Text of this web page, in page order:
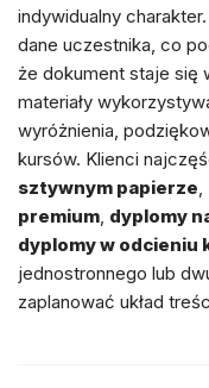
indywidualny
dane uczestnika, co
że dokument staje się
materiały
wyróżnienia,
kursów. Klienci
sztywnym papierze,
premium, dyplomy
dyplomy w odcieniu
jednostronnego lub
zaplanować układ